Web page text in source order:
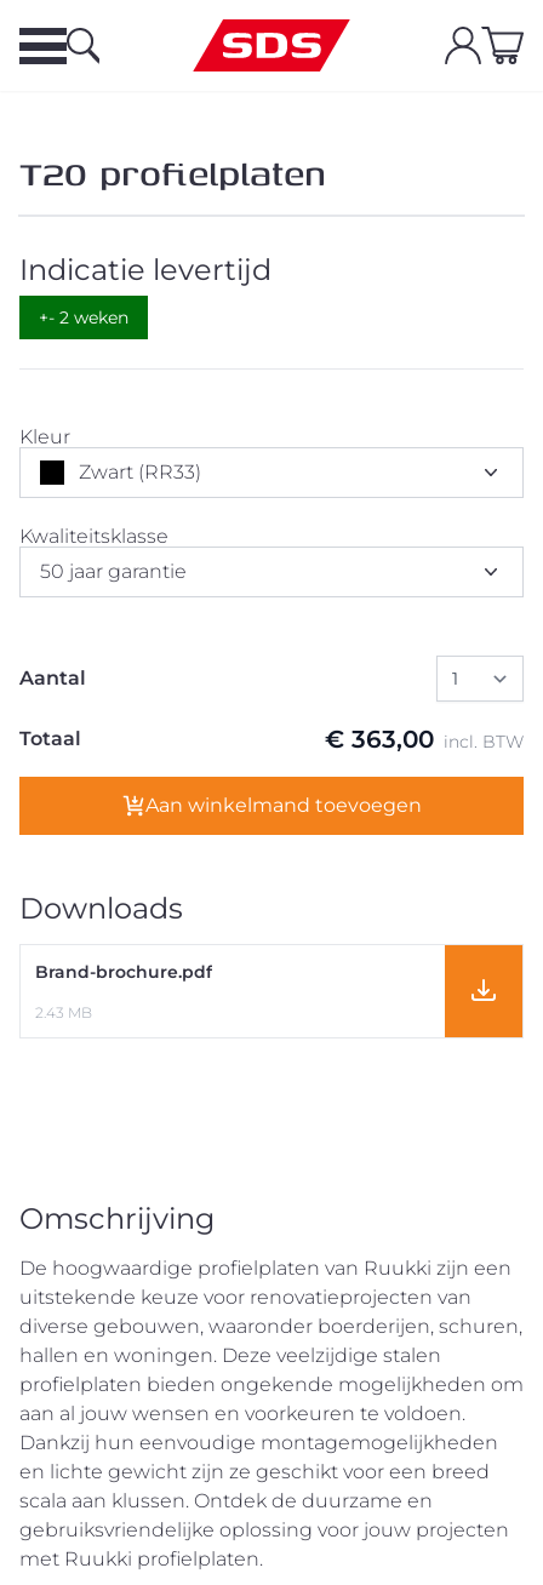
T20 profielplaten
Indicatie levertijd
+- 2 weken
Kleur
Zwart (RR33)
Kwaliteitsklasse
50 jaar garantie
Aantal
Totaal € 363,00 incl. BTW
Aan winkelmand toevoegen
Downloads
Brand-brochure.pdf
2.43 MB
Omschrijving
De hoogwaardige profielplaten van Ruukki zijn een
uitstekende keuze voor renovatieprojecten van
diverse gebouwen, waaronder boerderijen, schuren,
hallen en woningen. Deze veelzijdige stalen
profielplaten bieden ongekende mogelijkheden om
aan al jouw wensen en voorkeuren te voldoen.
Dankzij hun eenvoudige montagemogelijkheden
en lichte gewicht zijn ze geschikt voor een breed
scala aan klussen. Ontdek de duurzame en
gebruiksvriendelijke oplossing voor jouw projecten
met Ruukki profielplaten.